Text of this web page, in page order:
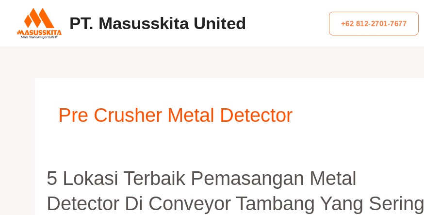
content
PT. Masusskita United +62 812-2701-7677
Pre Crusher Metal Detector
5 Lokasi Terbaik Pemasangan Metal
Detector Di Conveyor Tambang Yang Sering
Lokasi
Terbaik
Pemasangan